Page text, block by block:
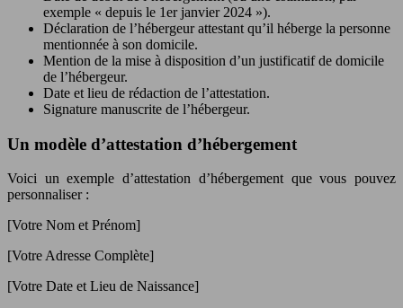
exemple « depuis le 1er janvier 2024 »).
Déclaration de l’hébergeur attestant qu’il héberge la personne
mentionnée à son domicile.
Mention de la mise à disposition d’un justificatif de domicile
de l’hébergeur.
Date et lieu de rédaction de l’attestation.
Signature manuscrite de l’hébergeur.
Un modèle d’attestation d’hébergement
Voici un exemple d’attestation d’hébergement que vous pouvez
personnaliser :
[Votre Nom et Prénom]
[Votre Adresse Complète]
[Votre Date et Lieu de Naissance]